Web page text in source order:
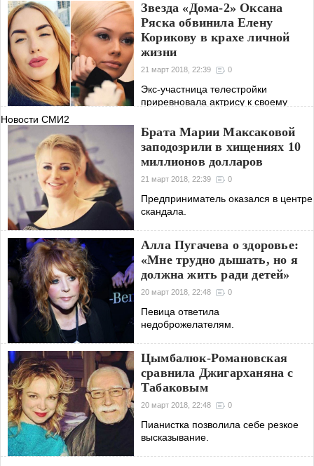
Звезда «Дома-2» Оксана
Ряска обвинила Елену
Корикову в крахе личной
жизни
21 март 2018, 22:39 0
Экс-участница телестройки
приревновала актрису к своему
Новости СМИ2
Брата Марии Максаковой
заподозрили в хищениях 10
миллионов долларов
21 март 2018, 22:39 0
Предприниматель оказался в центре
скандала.
Алла Пугачева о здоровье:
«Мне трудно дышать, но я
должна жить ради детей»
20 март 2018, 22:48 0
Певица ответила
недоброжелателям.
Цымбалюк-Романовская
сравнила Джигарханяна с
Табаковым
20 март 2018, 22:48 0
Пианистка позволила себе резкое
высказывание.